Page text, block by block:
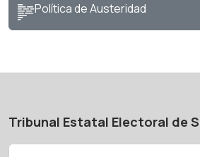
Política de Austeridad
Tribunal Estatal Electoral de